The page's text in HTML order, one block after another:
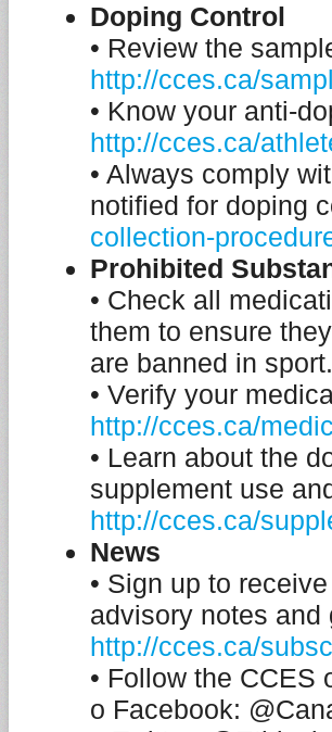
Doping Control
• Review the
http://cces.ca/
• Know your anti-
http://cces.ca/
• Always comply
notified for doping
collection-
Prohibited
• Check all
them to ensure
are banned in sport.
• Verify your
http://cces.ca/
• Learn about the
supplement use
http://cces.ca/
News
• Sign up to
advisory notes
http://cces.ca/
• Follow the CCES
o Facebook: